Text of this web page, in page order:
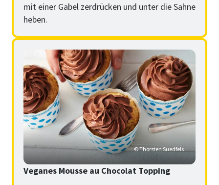
mit einer Gabel zerdrücken und unter die Sahne
heben.
© Thorsten Suedfels
Veganes Mousse au Chocolat Topping